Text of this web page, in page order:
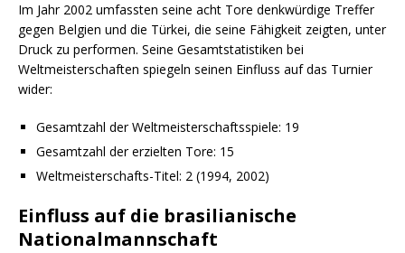
Im Jahr 2002 umfassten seine acht Tore denkwürdige Treffer
gegen Belgien und die Türkei, die seine Fähigkeit zeigten, unter
Druck zu performen. Seine Gesamtstatistiken bei
Weltmeisterschaften spiegeln seinen Einfluss auf das Turnier
wider:
Gesamtzahl der Weltmeisterschaftsspiele: 19
Gesamtzahl der erzielten Tore: 15
Weltmeisterschafts-Titel: 2 (1994, 2002)
Einfluss auf die brasilianische
Nationalmannschaft